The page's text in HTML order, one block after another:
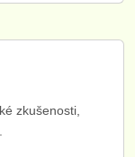
zkušenosti,